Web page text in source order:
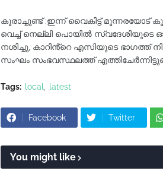
കൂരാച്ചുണ്ട് :ഇന്ന് വൈകിട്ട്
വെച്ച് നെല്ലി പൊയിൽ സ്വദേശിയുടെ ഓടി
നശിച്ചു, കാറിൻ്റെ എസിയുടെ ഭാഗത്ത്
സംഘം സംഭവസ്ഥലത്ത്
Tags: local latest
Facebook Twitter
You might like